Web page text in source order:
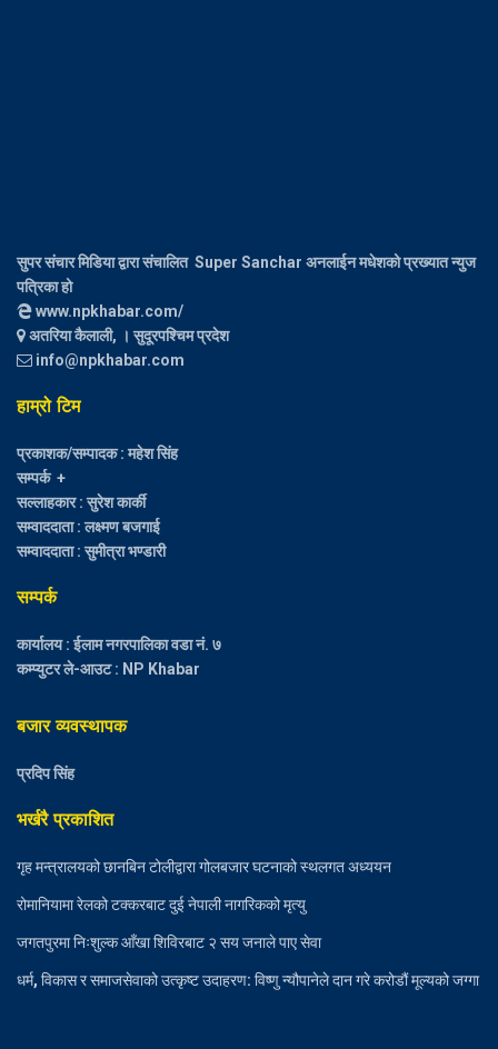
सुपर संचार मिडिया द्वारा संचालित Super Sanchar अनलाईन मधेशको प्रख्यात न्युज
पत्रिका हो
www.npkhabar.com/
अतरिया कैलाली, । सुदूरपश्चिम प्रदेश
info@npkhabar.com
हाम्रो टिम
प्रकाशक/सम्पादक : महेश सिंह
सम्पर्क +
सल्लाहकार : सुरेश कार्की
सम्वाददाता : लक्ष्मण बजगाई
सम्वाददाता : सुमीत्रा भण्डारी
सम्पर्क
कार्यालय : ईलाम नगरपालिका वडा नं. ७
कम्प्युटर ले-आउट : NP Khabar
बजार व्यवस्थापक
प्रदिप सिंह
भर्खरै प्रकाशित
गृह मन्त्रालयको छानबिन टोलीद्वारा गोलबजार घटनाको स्थलगत अध्ययन
रोमानियामा रेलको टक्करबाट दुई नेपाली नागरिकको मृत्यु
जगतपुरमा निःशुल्क आँखा शिविरबाट २ सय जनाले पाए सेवा
धर्म, विकास र समाजसेवाको उत्कृष्ट उदाहरण: विष्णु न्यौपानेले दान गरे करोडौं मूल्यको जग्गा